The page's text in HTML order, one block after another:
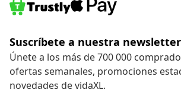
Suscríbete a nuestra newsletter
Únete a los más de 700 000
ofertas semanales, promociones
novedades de vidaXL.